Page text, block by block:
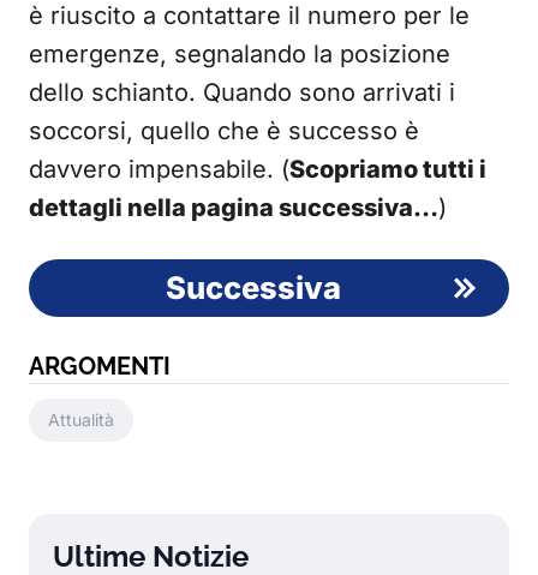
è riuscito a contattare il numero per le
emergenze, segnalando la posizione
dello schianto. Quando sono arrivati i
soccorsi, quello che è successo è
davvero impensabile. (Scopriamo tutti i
dettagli nella pagina successiva…)
Successiva
ARGOMENTI
Attualità
Ultime Notizie